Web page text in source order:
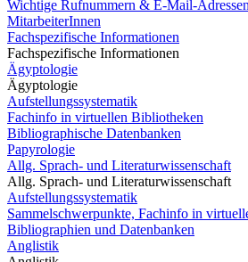
Wichtige Rufnummern & E-Mail-Adressen
MitarbeiterInnen
Fachspezifische Informationen
Fachspezifische Informationen
Ägyptologie
Ägyptologie
Aufstellungssystematik
Fachinfo in virtuellen Bibliotheken
Bibliographische Datenbanken
Papyrologie
Allg. Sprach- und Literaturwissenschaft
Allg. Sprach- und Literaturwissenschaft
Aufstellungssystematik
Sammelschwerpunkte, Fachinfo in
Bibliographien und Datenbanken
Anglistik